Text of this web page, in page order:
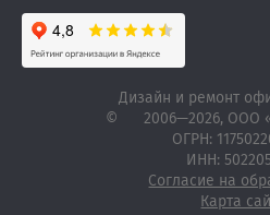
Дизайн и ремонт
©
2006—2026, ООО
ОГРН:
ИНН:
Согласие на
Карта